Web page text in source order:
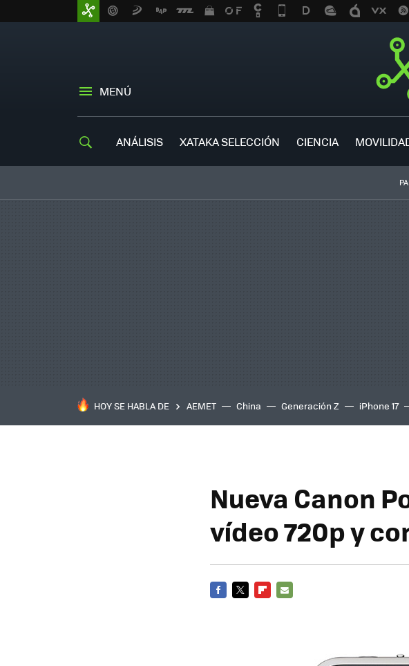
MENÚ
ANÁLISIS XATAKA SELECCIÓN CIENCIA
HOY SE HABLA DE AEMET China Generación Z iPhone 17
Nueva Canon
vídeo 720p y